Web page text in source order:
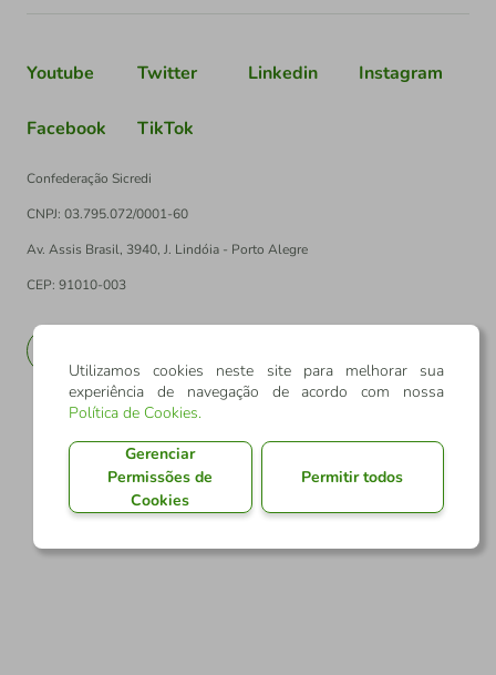
Youtube Twitter Linkedin Instagram
Facebook TikTok
Confederação Sicredi
CNPJ: 03.795.072/0001-60
Av. Assis Brasil, 3940, J. Lindóia - Porto Alegre
CEP: 91010-003
Utilizamos cookies neste site para melhorar sua
experiência de navegação de acordo com nossa
Política de Cookies.
Gerenciar
Permissões de
Cookies
Permitir todos